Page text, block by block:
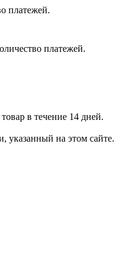
платежей.
платежей.
в течение 14 дней.
указанный на этом сайте.